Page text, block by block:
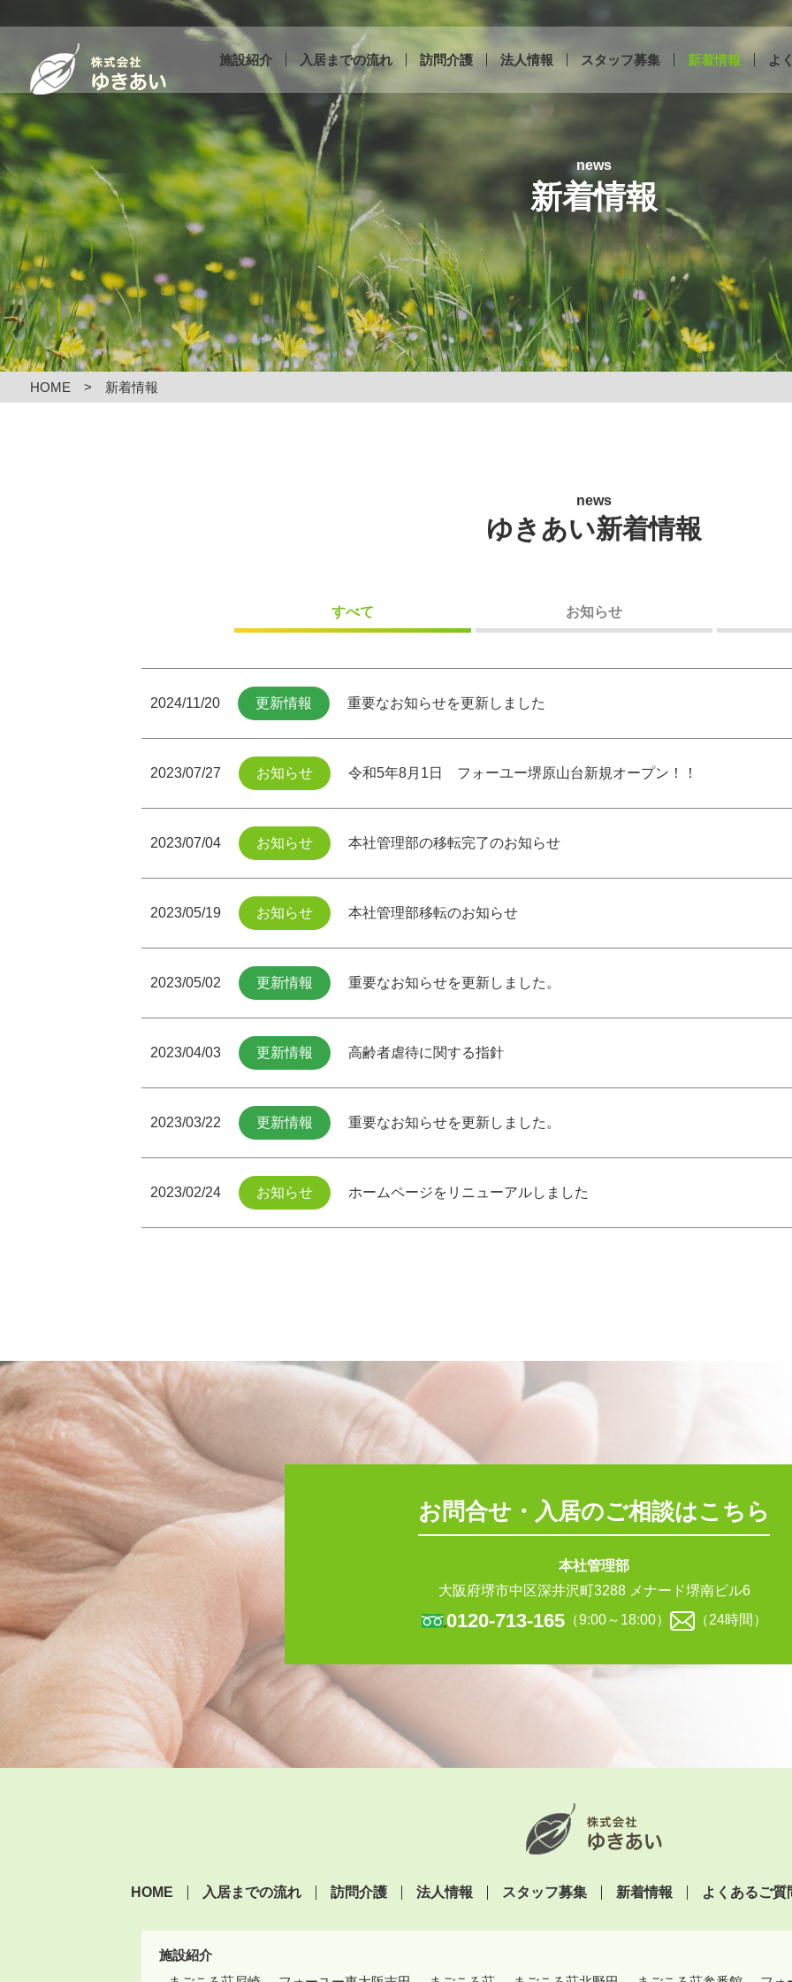
施設紹介 入居までの流れ 訪問介護 法人情報 スタッフ募集 新着情報 よ
news
新着情報
HOME 新着情報
news
ゆきあい新着情報
すべて お知らせ
2024/11/20 更新情報 重要なお知らせを更新しました
2023/07/27 お知らせ 令和5年8月1日 フォーユー堺原山台新規オープン！！
2023/07/04 お知らせ 本社管理部の移転完了のお知らせ
2023/05/19 お知らせ 本社管理部移転のお知らせ
2023/05/02 更新情報 重要なお知らせを更新しました。
2023/04/03 更新情報 高齢者虐待に関する指針
2023/03/22 更新情報 重要なお知らせを更新しました。
2023/02/24 お知らせ ホームページをリニューアルしました
お問合せ・入居のご相談はこちら
本社管理部
大阪府堺市中区深井沢町3288 メナード堺南ビル6
0120-713-165（9:00～18:00） （24時間）
HOME 入居までの流れ 訪問介護 法人情報 スタッフ募集 新着情報 よくあるご質
施設紹介